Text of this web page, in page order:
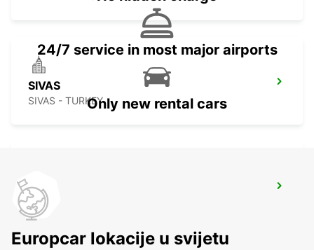
SIVAS
SIVAS - TURKEY
SIVAS YHT RAILWAY STATION
SIVAS - TURKEY
24/7 service in most major airports
Only new rental cars
Europcar lokacije u svijetu